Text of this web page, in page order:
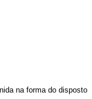
na forma do disposto